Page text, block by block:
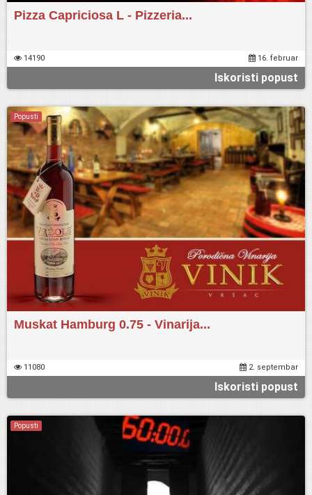
Pizza Capriciosa L - Pizzeria...
14190 16. februar
Iskoristi popust
Popusti
Muskat Hamburg 0.75 - Vinarija...
11080 2. septembar
Iskoristi popust
Popusti